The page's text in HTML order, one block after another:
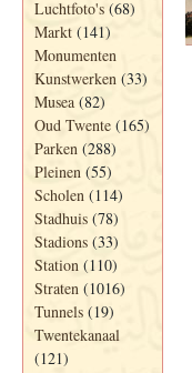
Luchtfoto's (68)
Markt (141)
Monumenten
Kunstwerken (33)
Musea (82)
Oud Twente (165)
Parken (288)
Pleinen (55)
Scholen (114)
Stadhuis (78)
Stadions (33)
Station (110)
Straten (1016)
Tunnels (19)
Twentekanaal
(121)